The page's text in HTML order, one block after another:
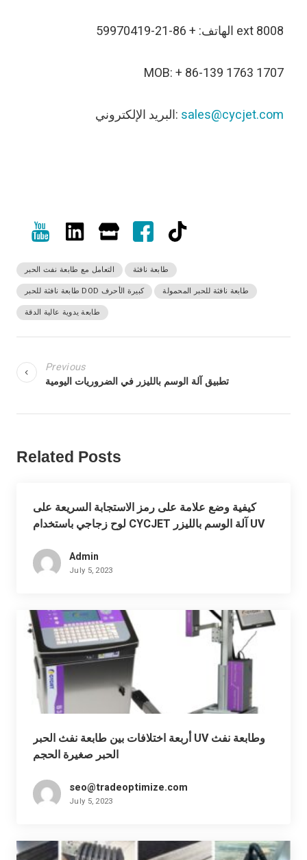
الهاتف: + 86-21-59970419 ext 8008
MOB: + 86-139 1763 1707
البريد الإلكتروني: sales@cycjet.com
التعامل مع طابعة نفث الحبر
طابعة نافثة
طابعة نافثة للحبر DOD كبيرة الأحرف
طابعة نافثة للحبر المحمولة
طابعة يدوية عالية الدقة
Previous
تطبيق آلة الوسم بالليزر في الضروريات اليومية
Related Posts
كيفية وضع علامة على رمز الاستجابة السريعة على
لوح زجاجي باستخدام CYCJET آلة الوسم بالليزر UV
Admin
July 5, 2023
أربعة اختلافات بين طابعة نفث الحبر UV وطابعة نفث
الحبر صغيرة الحجم
seo@tradeoptimize.com
July 5, 2023